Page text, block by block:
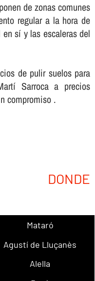
de zonas comunes
regular a la hora de
sí­ y las escaleras del
de pulir suelos para
Sarroca a precios
compromiso .
DONDE
Mataró
Agustí de Lluçanès
Alella